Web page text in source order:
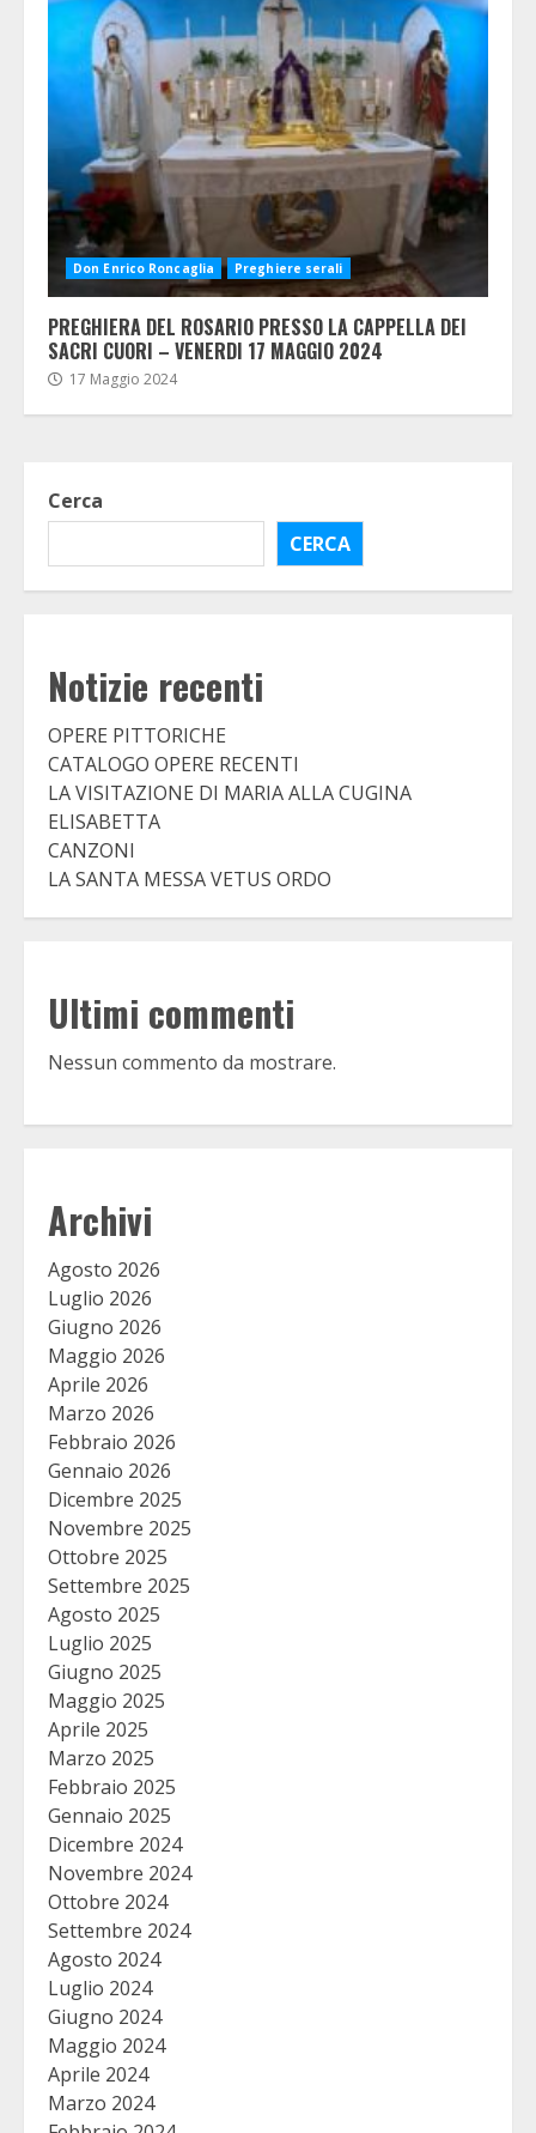
Don Enrico Roncaglia Preghiere serali
PREGHIERA DEL ROSARIO PRESSO LA CAPPELLA DEI
SACRI CUORI – VENERDI 17 MAGGIO 2024
17 Maggio 2024
Cerca
CERCA
Notizie recenti
OPERE PITTORICHE
CATALOGO OPERE RECENTI
LA VISITAZIONE DI MARIA ALLA CUGINA
ELISABETTA
CANZONI
LA SANTA MESSA VETUS ORDO
Ultimi commenti
Nessun commento da mostrare.
Archivi
Agosto 2026
Luglio 2026
Giugno 2026
Maggio 2026
Aprile 2026
Marzo 2026
Febbraio 2026
Gennaio 2026
Dicembre 2025
Novembre 2025
Ottobre 2025
Settembre 2025
Agosto 2025
Luglio 2025
Giugno 2025
Maggio 2025
Aprile 2025
Marzo 2025
Febbraio 2025
Gennaio 2025
Dicembre 2024
Novembre 2024
Ottobre 2024
Settembre 2024
Agosto 2024
Luglio 2024
Giugno 2024
Maggio 2024
Aprile 2024
Marzo 2024